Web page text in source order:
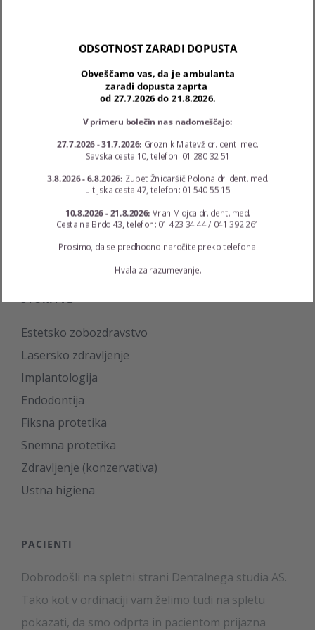
Ponedeljek - Torek: 12:00 - 19:30; Sreda - Četrtek: 8:00
- 15:00; Petek: 8:00 - 11:30
Najnovejši prispevki
Ukrepi COVID-19
Poškodba zob
STORITVE
Estetsko zobozdravstvo
Lasersko zdravljenje
Implantologija
Endodontija
Fiksna protetika
Snemna protetika
Zdravljenje (konzervativa)
Ustna higiena
PACIENTI
Dobrodošli na spletni strani Dentalnega studia AS.
Tako kot v ordinaciji vam želimo tudi na spletu
pokazati, da smo odprta in pacientom prijazna
ODSOTNOST ZARADI DOPUSTA
Obveščamo vas, da je ambulanta
zaradi dopusta zaprta
od 27.7.2026 do 21.8.2026.
V primeru bolečin nas nadomeščajo:
27.7.2026 - 31.7.2026: Groznik Matevž dr. dent. med.
Savska cesta 10, telefon: 01 280 32 51
3.8.2026 - 6.8.2026: Zupet Žnidaršič Polona dr. dent. med.
Litijska cesta 47, telefon: 01 540 55 15
10.8.2026 - 21.8.2026: Vran Mojca dr. dent. med.
Cesta na Brdo 43, telefon: 01 423 34 44 / 041 392 261
Prosimo, da se predhodno naročite preko telefona.
Hvala za razumevanje.